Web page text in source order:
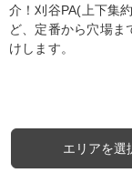
介！刈谷PA(上下集
ど、定番から穴場ま
けします。
エリアを選